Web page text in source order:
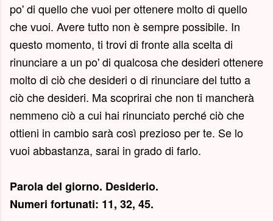
po' di quello che vuoi per ottenere molto di quello
che vuoi. Avere tutto non è sempre possibile. In
questo momento, ti trovi di fronte alla scelta di
rinunciare a un po' di qualcosa che desideri ottenere
molto di ciò che desideri o di rinunciare del tutto a
ciò che desideri. Ma scoprirai che non ti mancherà
nemmeno ciò a cui hai rinunciato perché ciò che
ottieni in cambio sarà così prezioso per te. Se lo
vuoi abbastanza, sarai in grado di farlo.
Parola del giorno. Desiderio.
Numeri fortunati: 11, 32, 45.